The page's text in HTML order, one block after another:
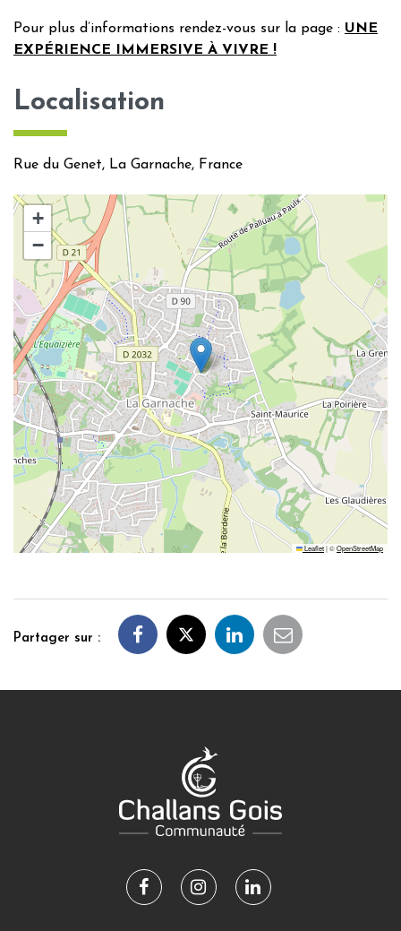
Pour plus d’informations rendez-vous sur la page : UNE
EXPÉRIENCE IMMERSIVE À VIVRE !
Localisation
Rue du Genet, La Garnache, France
+
−
Leaflet|©OpenStreetMap
Partager sur :
Lien
Lien
Lien